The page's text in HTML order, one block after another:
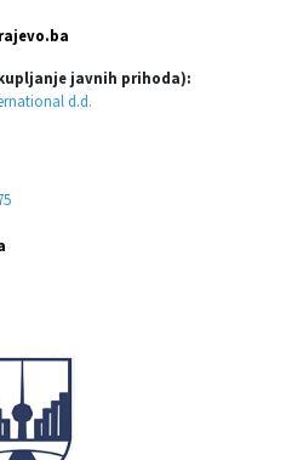
javnih prihoda):
d.d.